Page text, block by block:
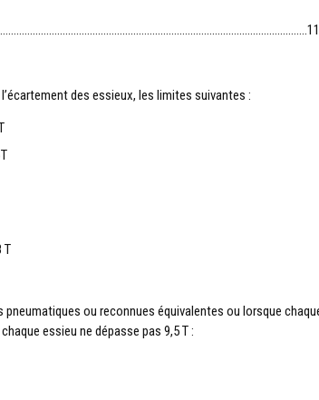
:
des essieux, les limites suivantes :
T
ou reconnues équivalentes ou lorsque
essieu ne dépasse pas 9,5 T :